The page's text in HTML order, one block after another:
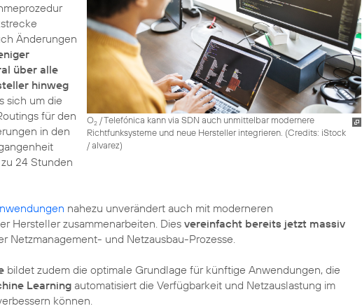
O2/ Telefónica kann via SDN auch unmittelbar modernere
Richtfunksysteme und neue Hersteller integrieren. (Credits: iStock
/ alvarez)
Änderungen
über alle
hinweg
sich um die
für den
in den
24 Stunden
nahezu unverändert auch mit moderneren
Hersteller zusammenarbeiten. Dies vereinfacht bereits jetzt massiv
Netzmanagement- und Netzausbau-Prozesse.
bildet zudem die optimale Grundlage für künftige Anwendungen, die
Learning automatisiert die Verfügbarkeit und Netzauslastung im
können.